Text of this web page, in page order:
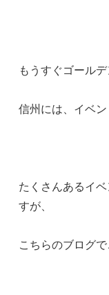
もうすぐゴール
信州には、イベ
たくさんあるイ
すが、
こちらのブログ